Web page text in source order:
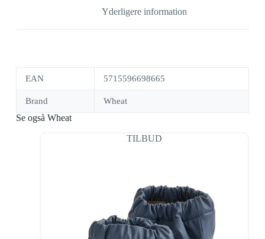
Yderligere information
EAN 5715596698665
Brand Wheat
Se også Wheat
TILBUD